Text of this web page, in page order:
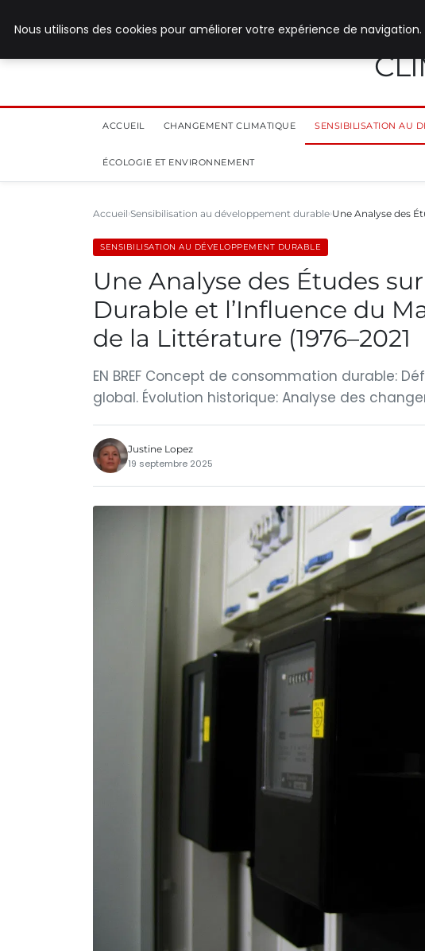
ACCUEIL CHANGEMENT CLIMATIQUE SENSIBILISATION AU
ÉCOLOGIE ET ENVIRONNEMENT
Accueil Sensibilisation au développement durable Une Analyse des
SENSIBILISATION AU DÉVELOPPEMENT DURABLE
Une Analyse des Études
Durable et l’Influence du
de la Littérature (1976–2021
EN BREF Concept de consommation durable:
global. Évolution historique: Analyse des
Justine Lopez
19 septembre 2025
Nous utilisons des cookies pour améliorer votre expérience de